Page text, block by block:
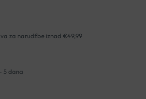
za narudžbe iznad €49,99
5 dana